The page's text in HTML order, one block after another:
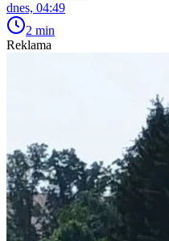
dnes, 04:49
2 min
Reklama